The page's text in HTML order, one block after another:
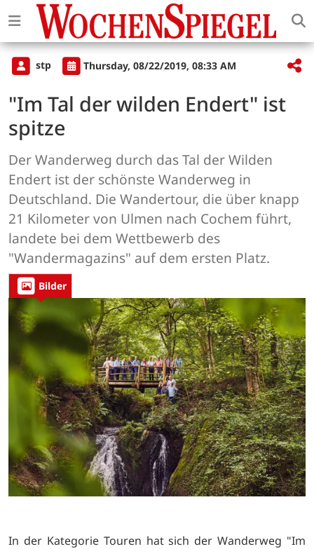
stp Thursday, 08/22/2019, 08:33 AM
"Im Tal der wilden Endert" ist
spitze
Der Wanderweg durch das Tal der Wilden
Endert ist der schönste Wanderweg in
Deutschland. Die Wandertour, die über knapp
21 Kilometer von Ulmen nach Cochem führt,
landete bei dem Wettbewerb des
"Wandermagazins" auf dem ersten Platz.
Bilder
In der Kategorie Touren hat sich der Wanderweg "Im